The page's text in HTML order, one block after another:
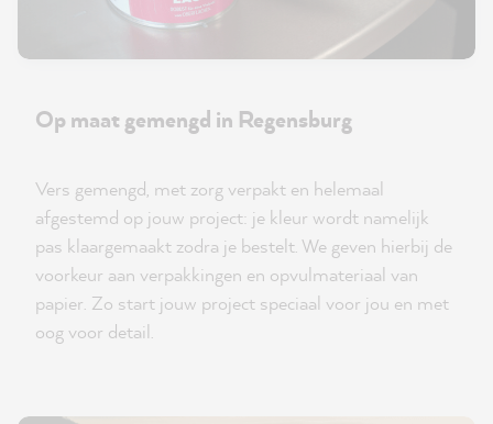
Op maat gemengd in Regensburg
Vers gemengd, met zorg verpakt en helemaal
afgestemd op jouw project: je kleur wordt namelijk
pas klaargemaakt zodra je bestelt. We geven hierbij de
voorkeur aan verpakkingen en opvulmateriaal van
papier. Zo start jouw project speciaal voor jou en met
oog voor detail.